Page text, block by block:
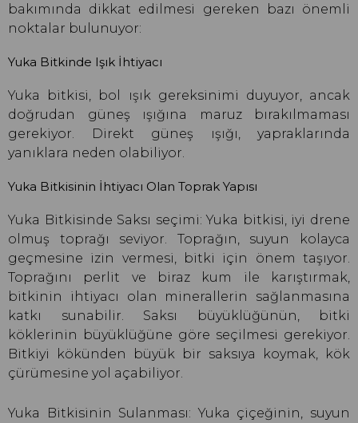
bakımında dikkat edilmesi gereken bazı önemli
noktalar bulunuyor:
Yuka Bitkinde Işık İhtiyacı
Yuka bitkisi, bol ışık gereksinimi duyuyor, ancak
doğrudan güneş ışığına maruz bırakılmaması
gerekiyor. Direkt güneş ışığı, yapraklarında
yanıklara neden olabiliyor.
Yuka Bitkisinin İhtiyacı Olan Toprak Yapısı
Yuka Bitkisinde Saksı seçimi: Yuka bitkisi, iyi drene
olmuş toprağı seviyor. Toprağın, suyun kolayca
geçmesine izin vermesi, bitki için önem taşıyor.
Toprağını perlit ve biraz kum ile karıştırmak,
bitkinin ihtiyacı olan minerallerin sağlanmasına
katkı sunabilir. Saksı büyüklüğünün, bitki
köklerinin büyüklüğüne göre seçilmesi gerekiyor.
Bitkiyi kökünden büyük bir saksıya koymak, kök
çürümesine yol açabiliyor.
Yuka Bitkisinin Sulanması: Yuka çiçeğinin, suyun